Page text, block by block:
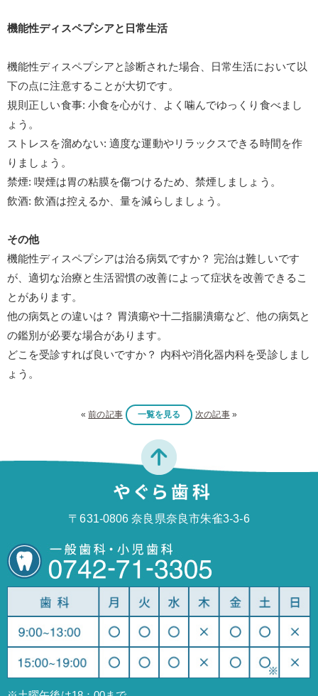
機能性ディスペプシアと日常生活
機能性ディスペプシアと診断された場合、
日常生活において以
下の点に注意することが大切です。
規則正しい食事: 小食を心がけ、よく噛んでゆっくり食べまし
ょう。
ストレスを溜めない: 適度な運動やリラックスできる時間を作
りましょう。
禁煙: 喫煙は胃の粘膜を傷つけるため、禁煙しましょう。
飲酒: 飲酒は控えるか、量を減らしましょう。
その他
機能性ディスペプシアは治る病気ですか？ 完治は難しいです
が、適切な治療と生活習慣の改善によって症状を改善できるこ
とがあります。
他の病気との違いは？ 胃潰瘍や十二指腸潰瘍など、他の病気と
の鑑別が必要な場合があります。
どこを受診すれば良いですか？ 内科や消化器内科を受診しまし
ょう。
«前の記事 一覧を見る 次の記事»
〒631-0806 奈良県奈良市朱雀3-3-6